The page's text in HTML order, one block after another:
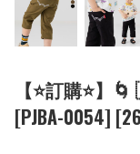
【⭐訂購⭐】
[PJBA-0054]